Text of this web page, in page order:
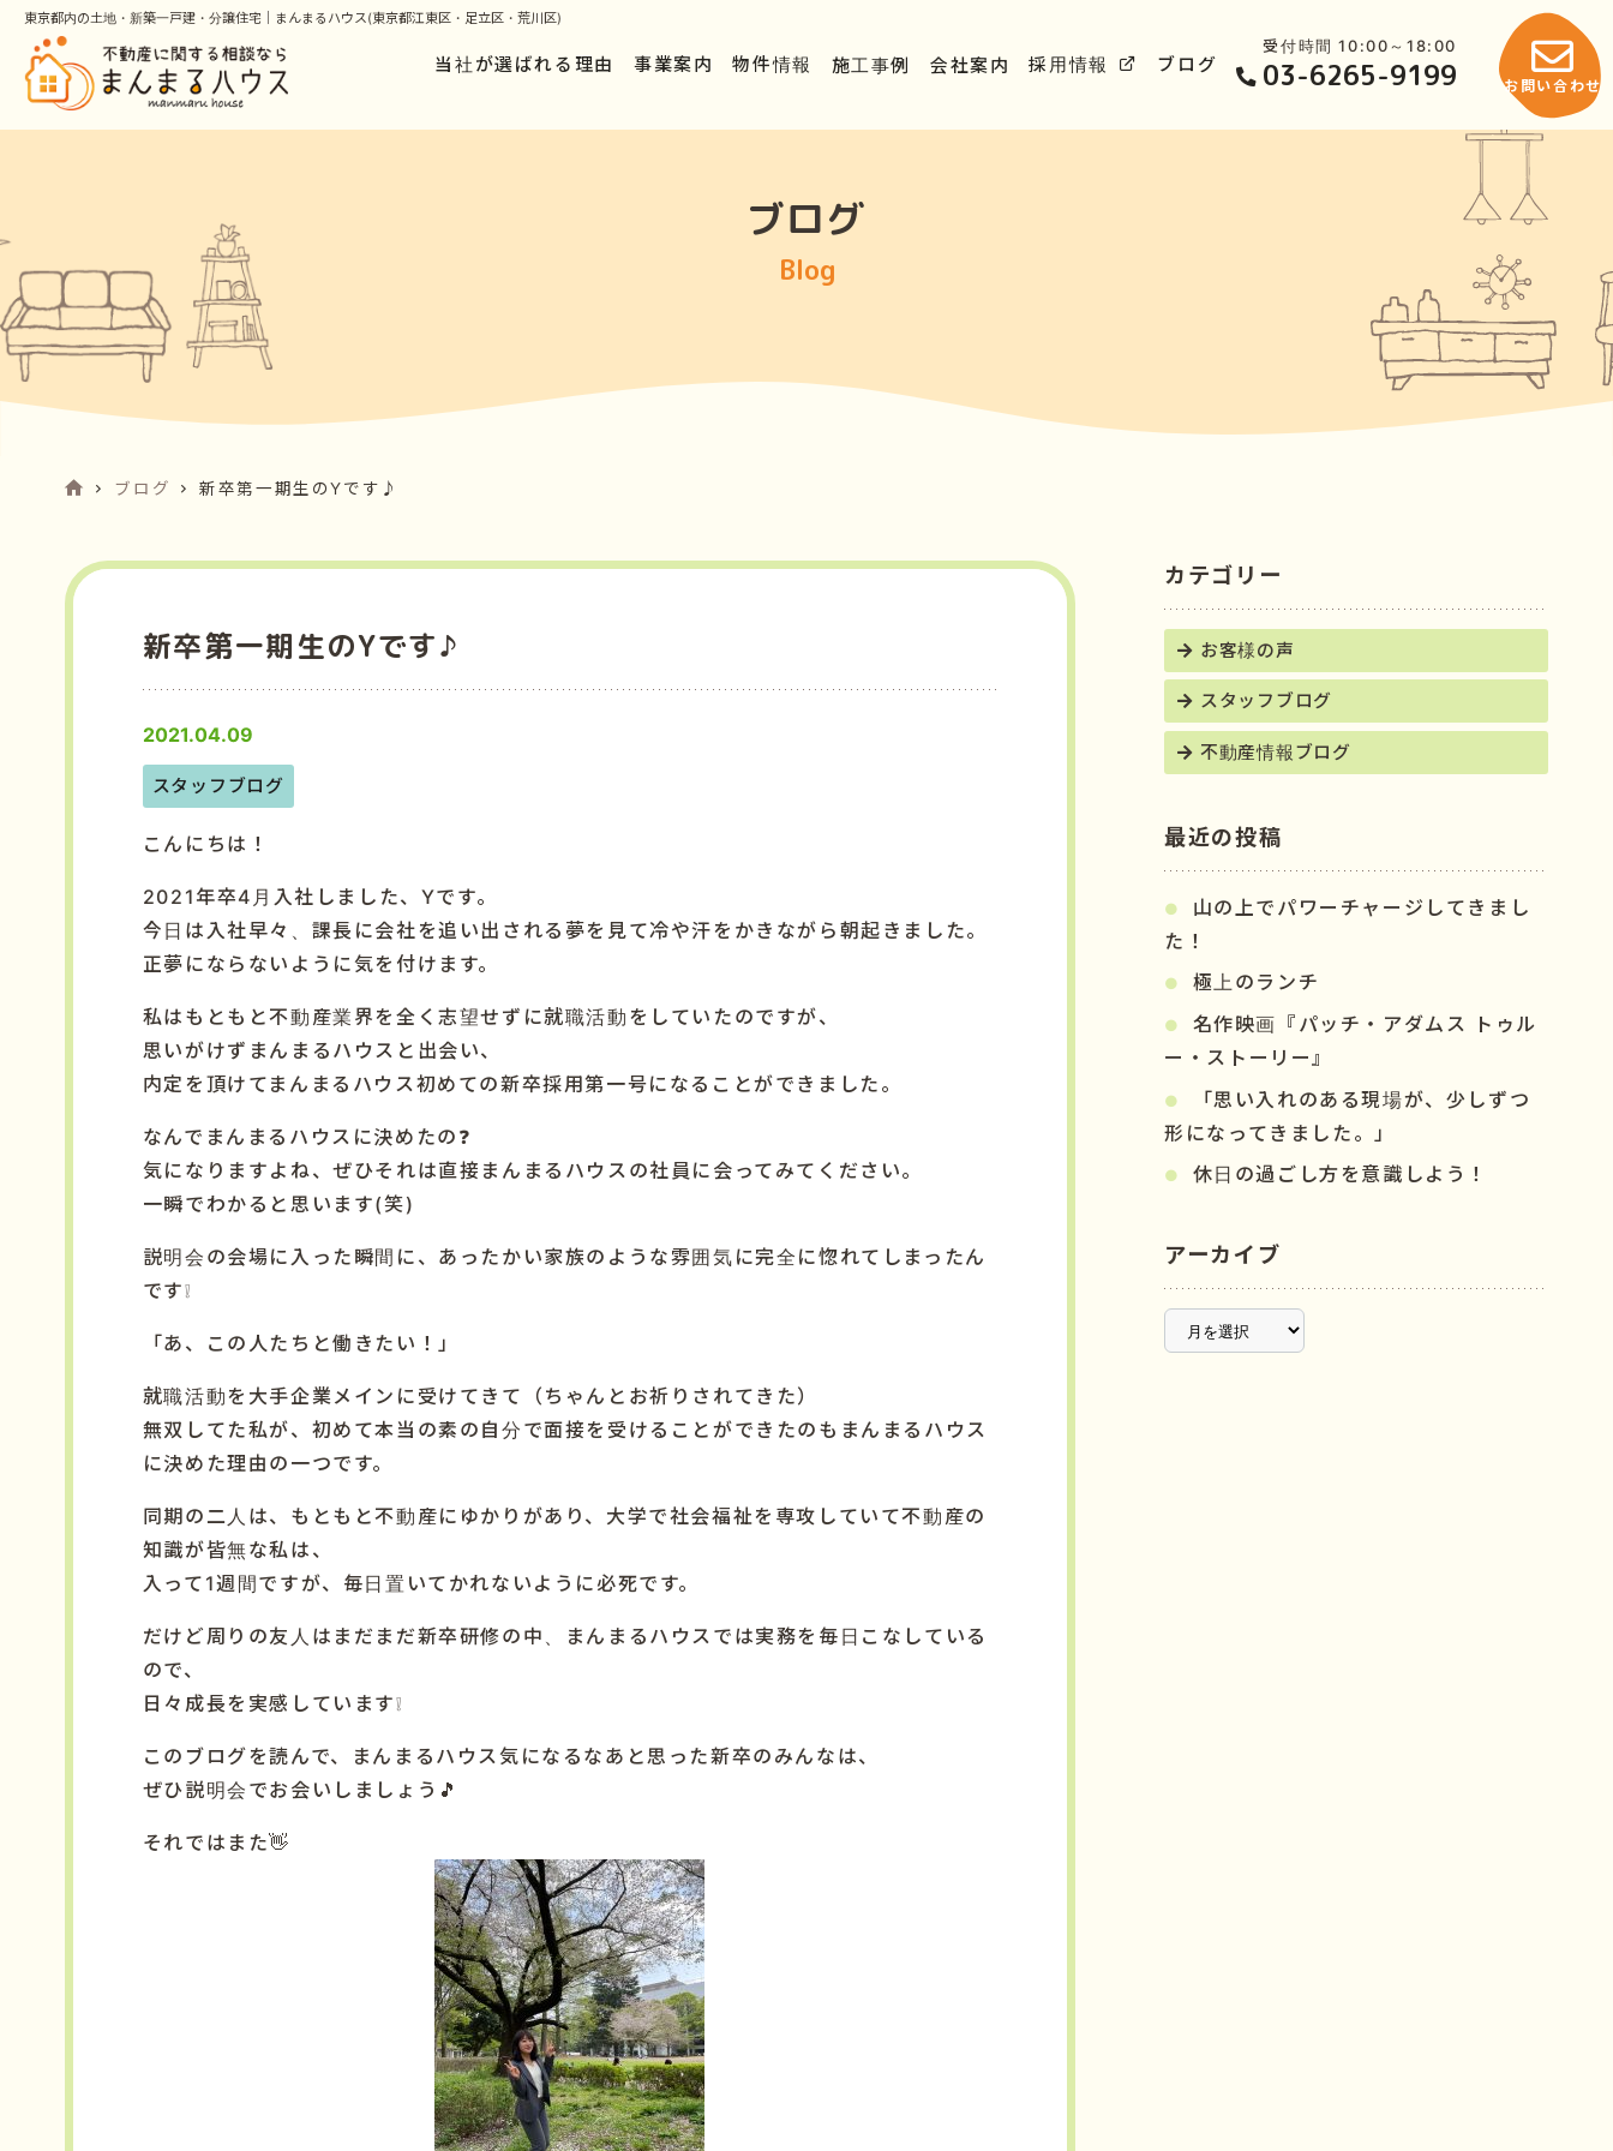
東京都内の土地・新築一戸建・分譲住宅｜まんまるハウス(東京都江東区・足立区・荒川区)
当社が選ばれる理由 事業案内 物件情報 施工事例 会社案内 採用情報 ブログ
受付時間 10:00～18:00
03-6265-9199 お問い合わせ
ブログ
Blog
ブログ 新卒第一期生のYです♪
新卒第一期生のYです♪
2021.04.09
スタッフブログ
こんにちは！
2021年卒4月入社しました、Yです。
今日は入社早々、課長に会社を追い出される夢を見て冷や汗をかきながら朝起きました。
正夢にならないように気を付けます。
私はもともと不動産業界を全く志望せずに就職活動をしていたのですが、
思いがけずまんまるハウスと出会い、
内定を頂けてまんまるハウス初めての新卒採用第一号になることができました。
なんでまんまるハウスに決めたの❓
気になりますよね、ぜひそれは直接まんまるハウスの社員に会ってみてください。
一瞬でわかると思います(笑)
説明会の会場に入った瞬間に、あったかい家族のような雰囲気に完全に惚れてしまったん
です❕
「あ、この人たちと働きたい！」
就職活動を大手企業メインに受けてきて（ちゃんとお祈りされてきた）
無双してた私が、初めて本当の素の自分で面接を受けることができたのもまんまるハウス
に決めた理由の一つです。
同期の二人は、もともと不動産にゆかりがあり、大学で社会福祉を専攻していて不動産の
知識が皆無な私は、
入って1週間ですが、毎日置いてかれないように必死です。
だけど周りの友人はまだまだ新卒研修の中、まんまるハウスでは実務を毎日こなしている
ので、
日々成長を実感しています❕
このブログを読んで、まんまるハウス気になるなあと思った新卒のみんなは、
ぜひ説明会でお会いしましょう🎵
それではまた👋
カテゴリー
お客様の声
スタッフブログ
不動産情報ブログ
最近の投稿
山の上でパワーチャージしてきまし
た！
極上のランチ
名作映画『パッチ・アダムス トゥル
ー・ストーリー』
「思い入れのある現場が、少しずつ
形になってきました。」
休日の過ごし方を意識しよう！
アーカイブ
ー